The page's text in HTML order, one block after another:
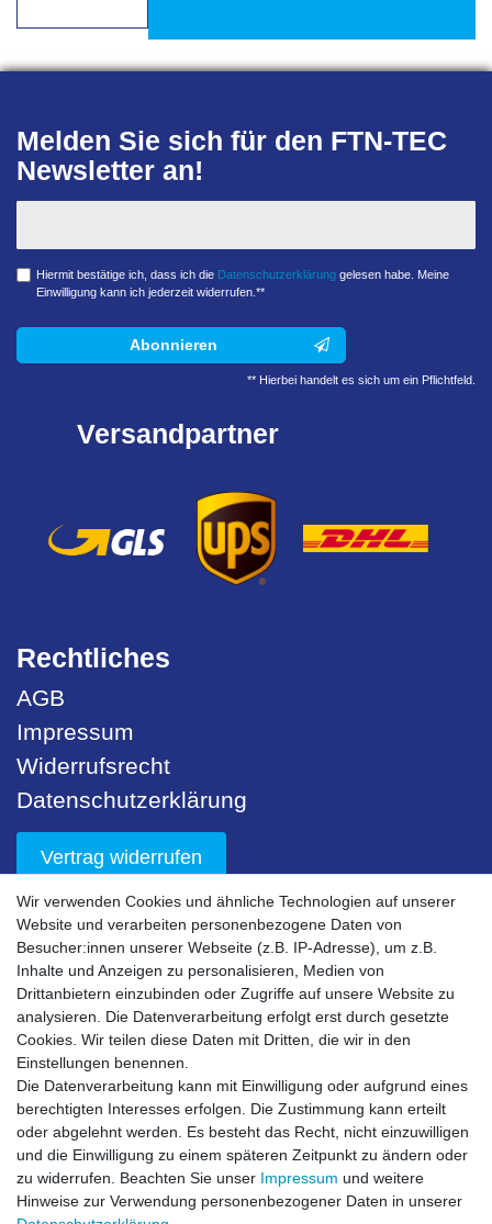
Melden Sie sich für den FTN-TEC
Newsletter an!
Hiermit bestätige ich, dass ich die Daten­schutz­erklärunggelesen habe. Meine
Einwilligung kann ich jederzeit widerrufen.**
Abonnieren
** Hierbei handelt es sich um ein Pflichtfeld.
Versandpartner
Rechtliches
AGB
Impressum
Widerrufsrecht
Datenschutzerklärung
Vertrag widerrufen
Unser Service
Sicherheit
Nachhaltigkeit
Downloads
Bestell- & Servicehotline
Akzeptierte Zahlungsarten
Wir verwenden Cookies und ähnliche Technologien auf unserer
Website und verarbeiten personenbezogene Daten von
Besucher:innen unserer Webseite (z.B. IP-Adresse), um z.B.
Inhalte und Anzeigen zu personalisieren, Medien von
Drittanbietern einzubinden oder Zugriffe auf unsere Website zu
analysieren. Die Datenverarbeitung erfolgt erst durch gesetzte
Cookies. Wir teilen diese Daten mit Dritten, die wir in den
Einstellungen benennen.
Die Datenverarbeitung kann mit Einwilligung oder aufgrund eines
berechtigten Interesses erfolgen. Die Zustimmung kann erteilt
oder abgelehnt werden. Es besteht das Recht, nicht einzuwilligen
und die Einwilligung zu einem späteren Zeitpunkt zu ändern oder
zu widerrufen. Beachten Sie unser Impressum und weitere
Hinweise zur Verwendung personenbezogener Daten in unserer